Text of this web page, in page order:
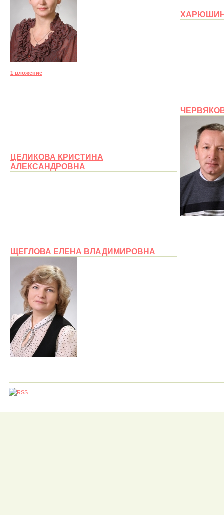
1 вложение
ЦЕЛИКОВА КРИСТИНА
АЛЕКСАНДРОВНА
ЩЕГЛОВА ЕЛЕНА ВЛАДИМИРОВНА